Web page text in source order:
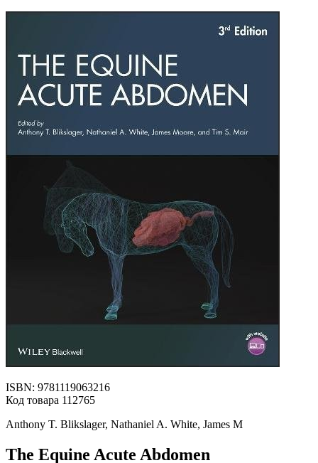
ISBN: 9781119063216
Код товара 112765
Anthony T. Blikslager, Nathaniel A. White, James M
The Equine Acute Abdomen